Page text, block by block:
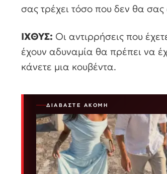
σας τρέχει τόσο που δεν θα
ΙΧΘΥΣ: Οι αντιρρήσεις που
έχουν αδυναμία θα πρέπει να
κάνετε μια κουβέντα.
ΔΙΑΒΆΣΤΕ ΑΚΌΜΗ